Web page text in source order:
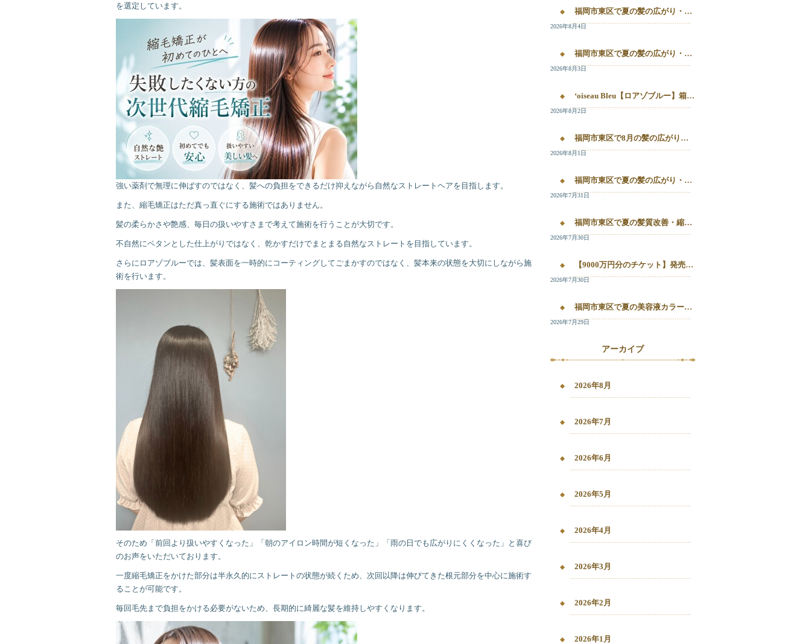
を選定しています。
強い薬剤で無理に伸ばすのではなく、髪への負担をできるだけ抑えながら自然なストレートヘアを目指します。
また、縮毛矯正はただ真っ直ぐにする施術ではありません。
髪の柔らかさや艶感、毎日の扱いやすさまで考えて施術を行うことが大切です。
不自然にペタンとした仕上がりではなく、乾かすだけでまとまる自然なストレートを目指しています。
さらにロアゾブルーでは、髪表面を一時的にコーティングしてごまかすのではなく、髪本来の状態を大切にしながら施
術を行います。
そのため「前回より扱いやすくなった」「朝のアイロン時間が短くなった」「雨の日でも広がりにくくなった」と喜び
のお声をいただいております。
一度縮毛矯正をかけた部分は半永久的にストレートの状態が続くため、次回以降は伸びてきた根元部分を中心に施術す
ることが可能です。
毎回毛先まで負担をかける必要がないため、長期的に綺麗な髪を維持しやすくなります。
福岡市東区で夏の髪の広がり・白髪染め・美容液カラーを相談したい方へ｜箱崎・千早のL’oiseau Bleu
2026年8月4日
福岡市東区で夏の髪の広がり・白髪染め・美容液カラーを相談したい方へ｜箱崎・千早のL’oiseau Bleu
2026年8月3日
‘oiseau Bleu【ロアゾブルー】箱崎店】 福岡市東区箱崎で、夏の白髪染めやカラー後の毛先のパサつき、髪の艶不足が気になる方へ。
2026年8月2日
福岡市東区で8月の髪の広がり・白髪染め・美容液カラーを相談するなら
2026年8月1日
福岡市東区で夏の髪の広がり・白髪染め・美容液カラーを相談したい方へ｜箱崎・千早のL’oiseau Bleu
2026年7月31日
福岡市東区で夏の髪質改善・縮毛矯正・美容液カラーを相談したい方へ｜箱崎・千早の全席個室美容室ロアゾブルー
2026年7月30日
【9000万円分のチケット】発売開始！！20%OFFで施術が受けられます！
2026年7月30日
福岡市東区で夏の美容液カラー・白髪染め・髪質改善縮毛矯正を相談したい方へ
2026年7月29日
アーカイブ
2026年8月
2026年7月
2026年6月
2026年5月
2026年4月
2026年3月
2026年2月
2026年1月